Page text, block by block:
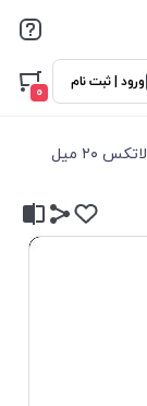
ورود | ثبت نام
0
۲۰ میل